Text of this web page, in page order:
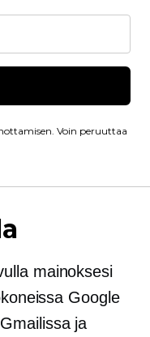
Voin peruuttaa
mainoksesi
Google
ja